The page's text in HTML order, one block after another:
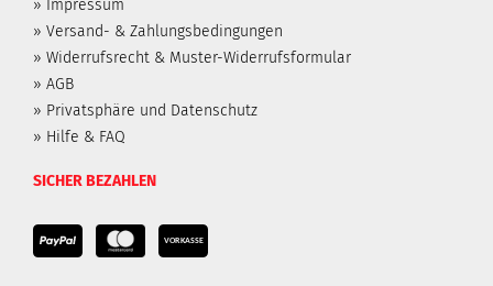
» Impressum
» Versand- & Zahlungsbedingungen
» Widerrufsrecht & Muster-Widerrufsformular
» AGB
» Privatsphäre und Datenschutz
» Hilfe & FAQ
SICHER BEZAHLEN